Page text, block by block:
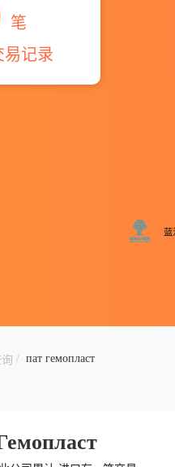
笔
易记录
/ пат гемопласт